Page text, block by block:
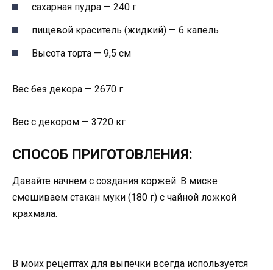
сахарная пудра — 240 г
пищевой краситель (жидкий) — 6 капель
Высота торта — 9,5 см
Вес без декора — 2670 г
Вес с декором — 3720 кг
СПОСОБ ПРИГОТОВЛЕНИЯ:
Давайте начнем с создания коржей. В миске
смешиваем стакан муки (180 г) с чайной ложкой
крахмала.
В моих рецептах для выпечки всегда используется